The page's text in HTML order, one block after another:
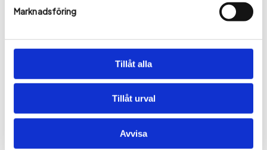
Marknadsföring
Tillåt alla
Tillåt urval
Avvisa
personuppgifter sker dock inte om de krävs för att
slutföra vårt åtagande/avtal med dig, eller om annan
Skulle du tycka att det inte finns berättigade skäl för
detta har du självklart rätt att invända mot
behandlingen av dina uppgifter. Rätt att lämna
klagomål, dra in samtycke.
Ändring av dataskyddspolicyn
Vi kan komma att uppdatera/ändra denna policy. Ifall